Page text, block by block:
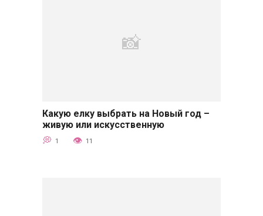
Советы
Какую елку выбрать на Новый год –
живую или искусственную
1 11